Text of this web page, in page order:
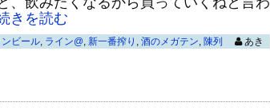
を読む
ンビール, ライン@, 新一番搾り , 酒のメガテン, 陳列 あき